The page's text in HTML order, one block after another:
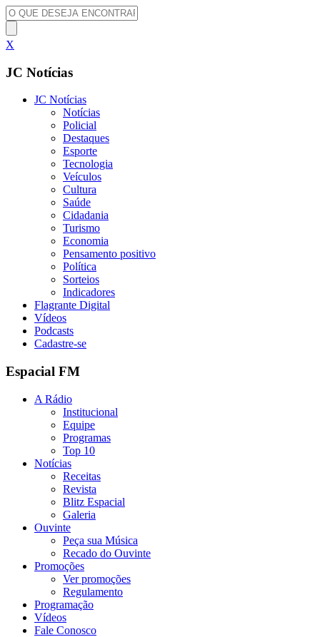
X
JC Notícias
JC Notícias
Notícias
Policial
Destaques
Esporte
Tecnologia
Veículos
Cultura
Saúde
Cidadania
Turismo
Economia
Pensamento positivo
Política
Sorteios
Indicadores
Flagrante Digital
Vídeos
Podcasts
Cadastre-se
Espacial FM
A Rádio
Institucional
Equipe
Programas
Top 10
Notícias
Receitas
Revista
Blitz Espacial
Galeria
Ouvinte
Peça sua Música
Recado do Ouvinte
Promoções
Ver promoções
Regulamento
Programação
Vídeos
Fale Conosco